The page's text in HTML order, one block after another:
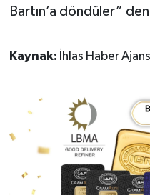
Bartın’a döndüler”
Kaynak: İhlas Haber